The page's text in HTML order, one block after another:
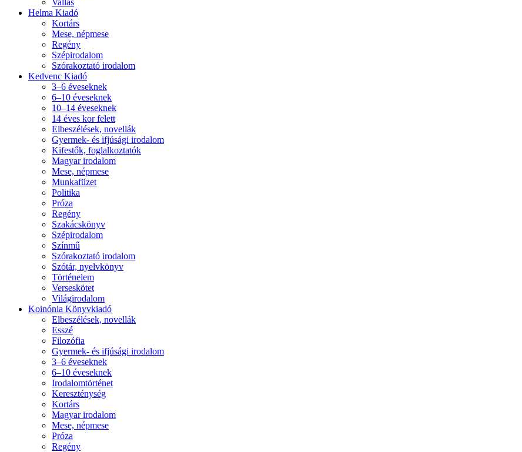
Helma Kiadó
Kortárs
Mese, népmese
Regény
Szépirodalom
Szórakoztató irodalom
Kedvenc Kiadó
3–6 éveseknek
6–10 éveseknek
10–14 éveseknek
14 éves kor felett
Elbeszélések, novellák
Gyermek- és ifjúsági irodalom
Kifestők, foglalkoztatók
Magyar irodalom
Mese, népmese
Munkafüzet
Politika
Próza
Regény
Szakácskönyv
Szépirodalom
Színmű
Szórakoztató irodalom
Szótár, nyelvkönyv
Történelem
Verseskötet
Világirodalom
Koinónia Könyvkiadó
Elbeszélések, novellák
Esszé
Filozófia
Gyermek- és ifjúsági irodalom
3–6 éveseknek
6–10 éveseknek
Irodalomtörténet
Kereszténység
Kortárs
Magyar irodalom
Mese, népmese
Próza
Regény